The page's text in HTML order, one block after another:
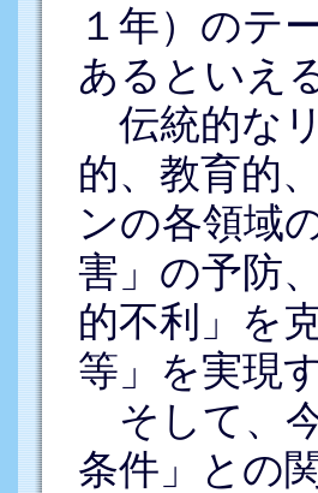
１年）のテ
あるといえ
伝統的な
的、教育的
ンの各領域
害」の予防
的不利」を
等」を実現
そして、
条件」との